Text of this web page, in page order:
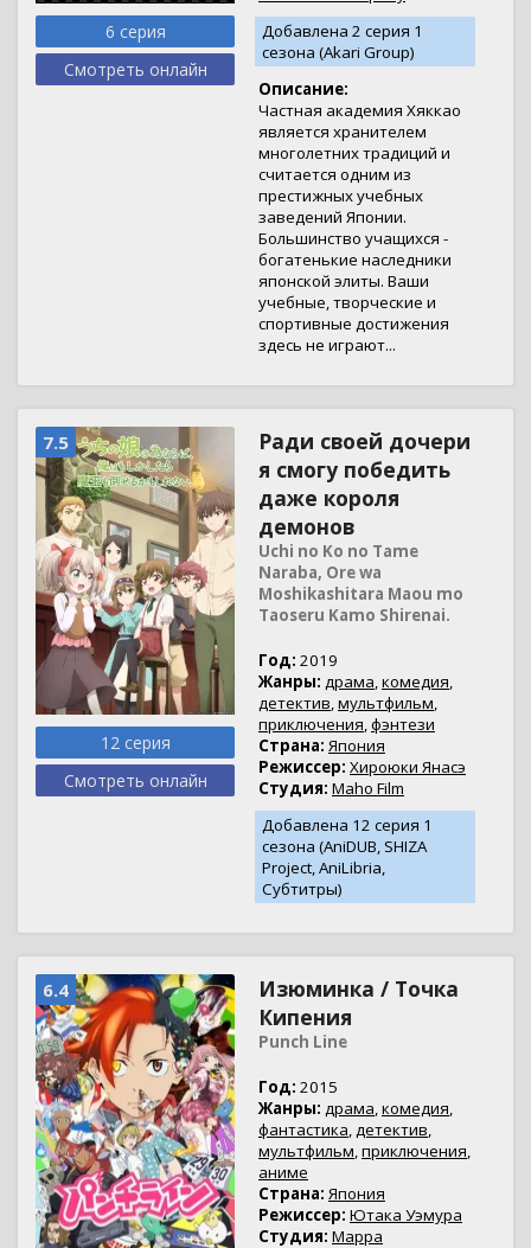
6 серия
Смотреть онлайн
Добавлена 2 серия 1
сезона (Akari Group)
Описание:
Частная академия Хяккао
является хранителем
многолетних традиций и
считается одним из
престижных учебных
заведений Японии.
Большинство учащихся -
богатенькие наследники
японской элиты. Ваши
учебные, творческие и
спортивные достижения
здесь не играют...
7.5
12 серия
Смотреть онлайн
Ради своей дочери
я смогу победить
даже короля
демонов
Uchi no Ko no Tame
Naraba, Ore wa
Moshikashitara Maou mo
Taoseru Kamo Shirenai.
Год: 2019
Жанры: драма,комедия,
детектив,мультфильм,
приключения,фэнтези
Страна: Япония
Режиссер: Хироюки Янасэ
Студия: Maho Film
Добавлена 12 серия 1
сезона (AniDUB, SHIZA
Project, AniLibria,
Субтитры)
6.4
Изюминка / Точка
Кипения
Punch Line
Год: 2015
Жанры: драма,комедия,
фантастика,детектив,
мультфильм,приключения,
аниме
Страна: Япония
Режиссер: Ютака Уэмура
Студия: Mappa